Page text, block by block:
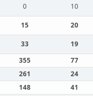
0
10
15
20
33
19
355
77
261
24
148
41